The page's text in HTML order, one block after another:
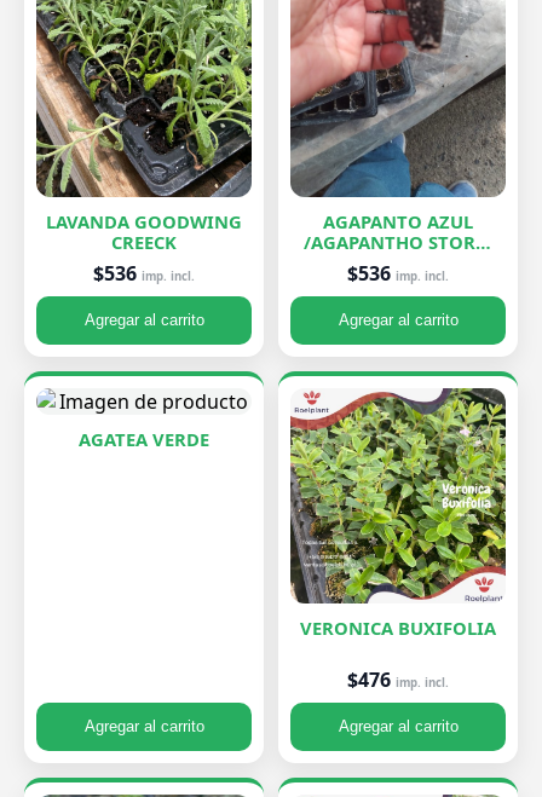
LAVANDA GOODWING
CREECK
$536 imp. incl.
Agregar al carrito
AGAPANTO AZUL
/AGAPANTHO STORM
CLOUD
$536 imp. incl.
Agregar al carrito
AGATEA VERDE
Agregar al carrito
VERONICA BUXIFOLIA
$476 imp. incl.
Agregar al carrito